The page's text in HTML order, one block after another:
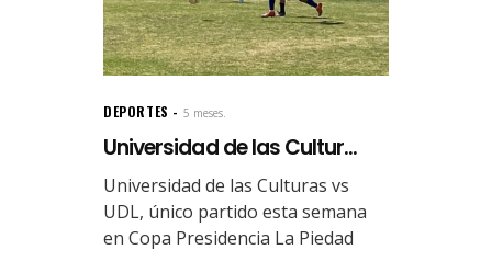
DEPORTES 5 meses.
Universidad de las Cultur...
Universidad de las Culturas vs
UDL, único partido esta semana
en Copa Presidencia La Piedad